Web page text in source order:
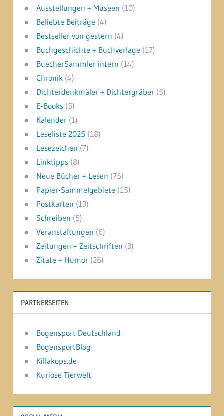
Ausstellungen + Museen (10)
Beliebte Beiträge (4)
Bestseller von gestern (4)
Buchgeschichte + Buchverlage (17)
BuecherSammler intern (14)
Chronik(4)
Dichterdenkmäler + Dichtergräber(5)
E-Books(5)
Kalender(1)
Leseliste 2025 (18)
Lesezeichen (7)
Linktipps(8)
Neue Bücher + Lesen (75)
Papier-Sammelgebiete (15)
Postkarten (13)
Schreiben (5)
Veranstaltungen (6)
Zeitungen + Zeitschriften (3)
Zitate + Humor(26)
PARTNERSEITEN
Bogensport Deutschland
BogensportBlog
Killakops.de
Kuriose Tierwelt